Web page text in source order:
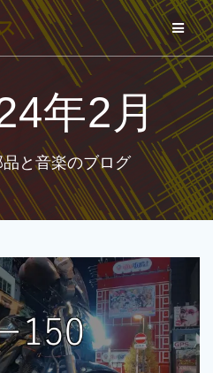
コ
ン
テ
ツ
ス
キ
ッ
年2月
と音楽のブログ